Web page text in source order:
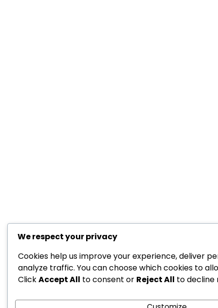
We respect your privacy
Cookies help us improve your experience, deliver
analyze traffic. You can choose which cookies to
ClickAccept All to consent or Reject All to decline